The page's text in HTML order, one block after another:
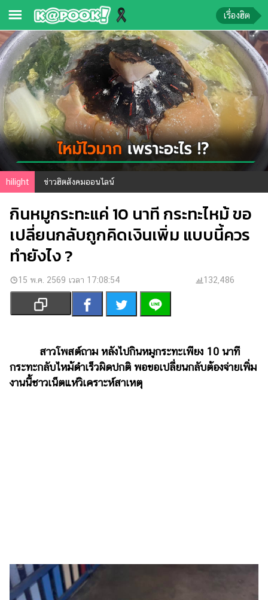
ข่าว-
ความ
รู้
ข่าว
บันเทิง
ตรวจ
หวย
ผล
บอล
สด
การ
การ
ศึกษา
รูปภาพ
ดู
ดูด
วง
เรื่องฮิต
hilight ข่าวฮิตสังคมออนไลน์
กินหมูกระทะแค่ 10 นาที กระทะไหม้ ขอ
เปลี่ยนกลับถูกคิดเงินเพิ่ม แบบนี้ควร
ทำยังไง ?
15 พ.ค. 2569 เวลา 17:08:54 132,486
สาวโพสต์ถาม หลังไปกินหมูกระทะเพียง 10 นาที
กระทะกลับไหม้ดำเร็วผิดปกติ พอขอเปลี่ยนกลับต้องจ่ายเพิ่ม
งานนี้ชาวเน็ตแห่วิเคราะห์สาเหตุ